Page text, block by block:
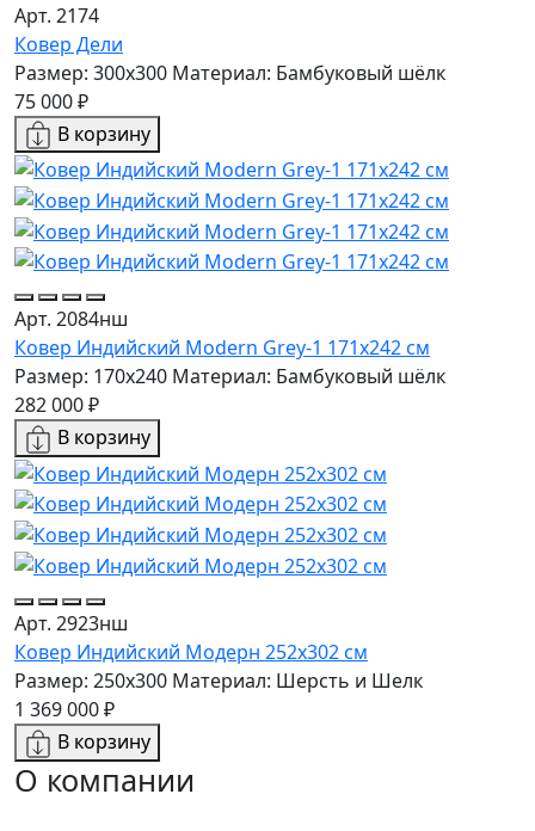
Арт. 2174
Ковер Дели
Размер: 300x300 Материал: Бамбуковый шёлк
75 000 ₽
В корзину
Арт. 2084нш
Ковер Индийский Modern Grey-1 171x242 см
Размер: 170x240 Материал: Бамбуковый шёлк
282 000 ₽
В корзину
Арт. 2923нш
Ковер Индийский Модерн 252x302 см
Размер: 250x300 Материал: Шерсть и Шелк
1 369 000 ₽
В корзину
О компании